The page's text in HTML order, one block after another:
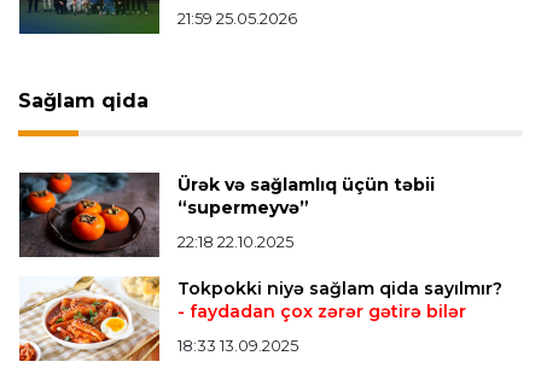
səbəbi məlum oldu
İspaniya L.L. 22:18 06.08.2026
Vinisius Junior "Real Madrid"lə yeni müqavilə
Bütün xəbərlər >>>
21:59 25.05.2026
Sağlam qida
Ürək və sağlamlıq üçün təbii
“supermeyvə”
22:18 22.10.2025
Tokpokki niyə sağlam qida sayılmır?
- faydadan çox zərər gətirə bilər
18:33 13.09.2025